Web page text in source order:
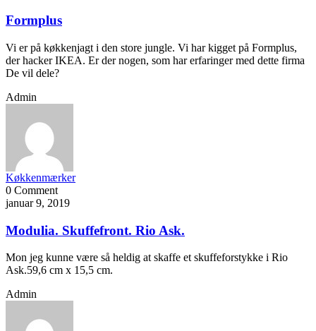
Formplus
Vi er på køkkenjagt i den store jungle. Vi har kigget på Formplus,
der hacker IKEA. Er der nogen, som har erfaringer med dette firma
De vil dele?
Admin
Køkkenmærker
0 Comment
januar 9, 2019
Modulia. Skuffefront. Rio Ask.
Mon jeg kunne være så heldig at skaffe et skuffeforstykke i Rio
Ask.59,6 cm x 15,5 cm.
Admin